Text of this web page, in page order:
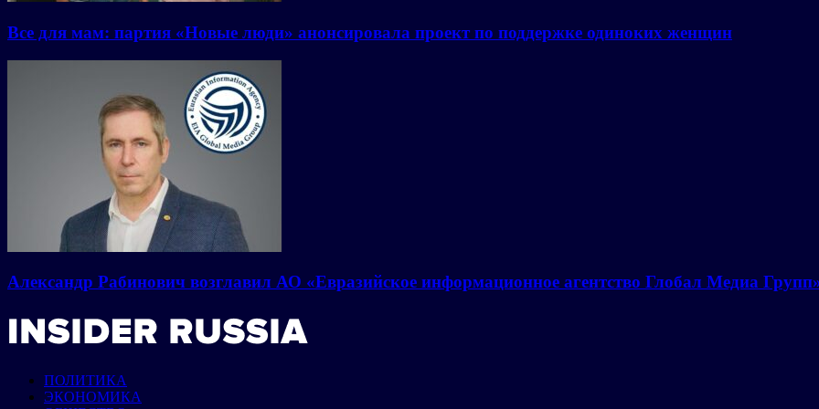
Все для мам: партия «Новые люди» анонсировала проект по поддержке одиноких женщин
Александр Рабинович возглавил АО «Евразийское информационное агентство Глобал Медиа
ПОЛИТИКА
ЭКОНОМИКА